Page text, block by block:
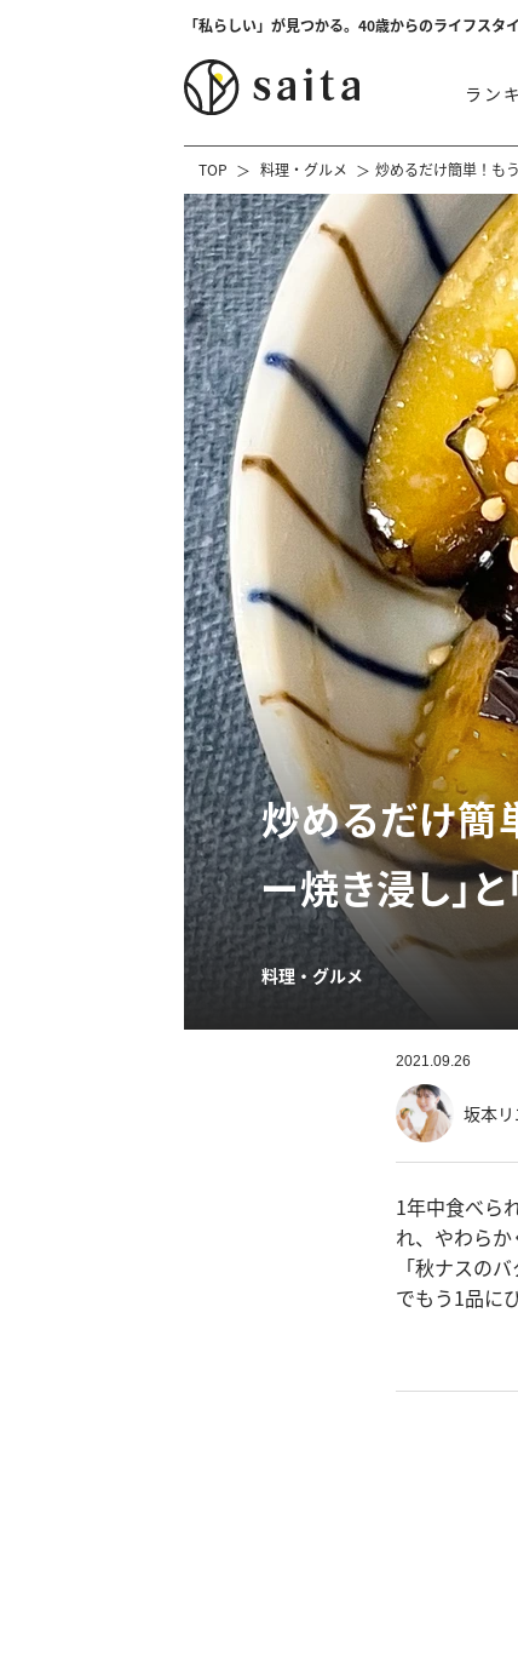
「私らしい」が見つかる。40歳からのライフスタ
ラン
TOP 料理・グルメ 炒めるだけ簡単！も
炒めるだけ簡
ー焼き浸し」
料理・グルメ
2021.09.26
坂本リ
1年中食べら
れ、やわら
「秋ナスの
でもう1品に